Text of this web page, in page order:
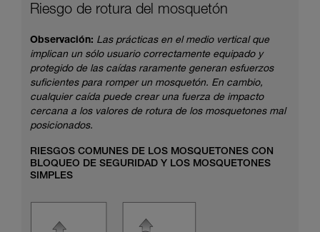
Riesgo de rotura del mosquetón
Observación: Las prácticas en el medio vertical que
implican un sólo usuario correctamente equipado y
protegido de las caídas raramente generan esfuerzos
suficientes para romper un mosquetón. En cambio,
cualquier caída puede crear una fuerza de impacto
cercana a los valores de rotura de los mosquetones mal
posicionados.
RIESGOS COMUNES DE LOS MOSQUETONES CON
BLOQUEO DE SEGURIDAD Y LOS MOSQUETONES
SIMPLES